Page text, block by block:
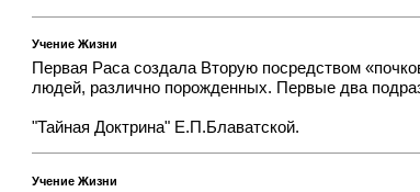
Учение Жизни
Первая Раса создала Вторую посредством
людей, различно порожденных. Первые два
"Тайная Доктрина" Е.П.Блаватской.
Учение Жизни